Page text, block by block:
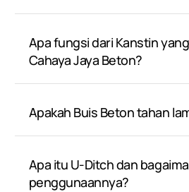
Apa fungsi dari Kanstin
Cahaya Jaya Beton?
Apakah Buis Beton tahan
Apa itu U-Ditch dan
penggunaannya?